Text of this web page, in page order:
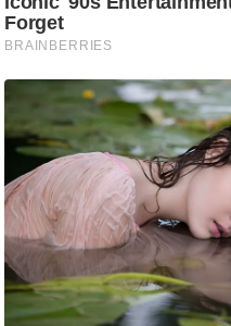
श्ले
ष
ण
स
म
सा
म
यि
क
मा
तृ